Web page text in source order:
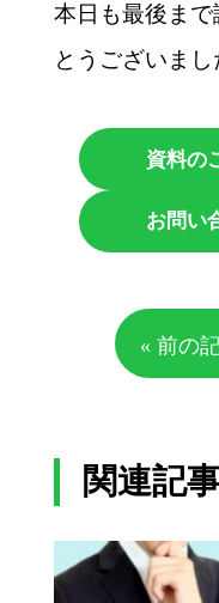
本日も最後ま
とうございまし
資料の
お問い
« 前の
関連記